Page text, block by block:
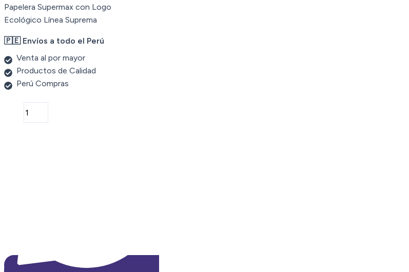
Papelera Supermax con Logo
Ecológico Línea Suprema
🇵🇪 Envíos a todo el Perú
Venta al por mayor
Productos de Calidad
Perú Compras
Tacho